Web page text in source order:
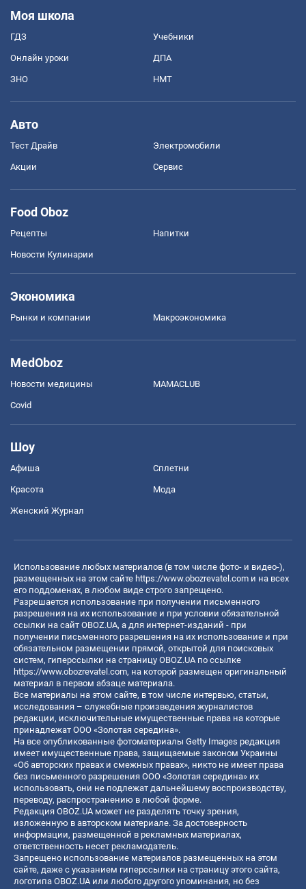
Моя школа
ГДЗ Учебники
Онлайн уроки ДПА
ЗНО НМТ
Авто
Тест Драйв Электромобили
Акции Сервис
Food Oboz
Рецепты Напитки
Новости Кулинарии
Экономика
Рынки и компании Mакроэкономика
MedOboz
Новости медицины MAMACLUB
Covid
Шоу
Афиша Сплетни
Красота Мода
Женский Журнал
Использование любых материалов (в том числе фото- и видео-),
размещенных на этом сайте https://www.obozrevatel.com и на всех
его поддоменах, в любом виде строго запрещено.
Разрешается использование при получении письменного
разрешения на их использование и при условии обязательной
ссылки на сайт OBOZ.UA, а для интернет-изданий - при
получении письменного разрешения на их использование и при
обязательном размещении прямой, открытой для поисковых
систем, гиперссылки на страницу OBOZ.UA по ссылке
https://www.obozrevatel.com, на которой размещен оригинальный
материал в первом абзаце материала.
Все материалы на этом сайте, в том числе интервью, статьи,
исследования – служебные произведения журналистов
редакции, исключительные имущественные права на которые
принадлежат ООО «Золотая середина».
На все опубликованные фотоматериалы Getty Images редакция
имеет имущественные права, защищаемые законом Украины
«Об авторских правах и смежных правах», никто не имеет права
без письменного разрешения ООО «Золотая середина» их
использовать, они не подлежат дальнейшему воспроизводству,
переводу, распространению в любой форме.
Редакция OBOZ.UA может не разделять точку зрения,
изложенную в авторском материале. За достоверность
информации, размещенной в рекламных материалах,
ответственность несет рекламодатель.
Запрещено использование материалов размещенных на этом
сайте, даже с указанием гиперссылки на страницу этого сайта,
логотипа OBOZ.UA или любого другого упоминания, но без